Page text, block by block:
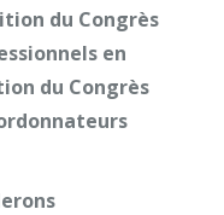
du Congrès
en
du Congrès